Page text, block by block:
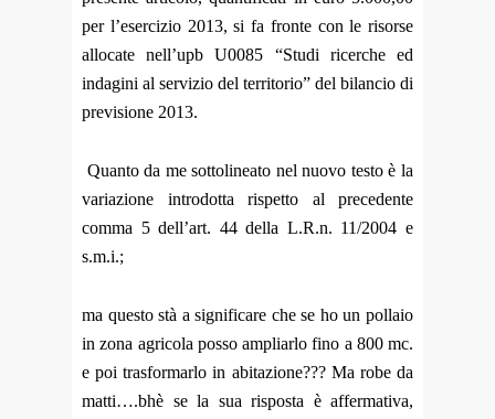
per l’esercizio 2013, si fa fronte con le risorse
allocate nell’upb U0085 “Studi ricerche ed
indagini al servizio del territorio” del bilancio di
previsione 2013.
Quanto da me sottolineato nel nuovo testo è la
variazione introdotta rispetto al precedente
comma 5 dell’art. 44 della L.R.n. 11/2004 e
s.m.i.;
ma questo stà a significare che se ho un pollaio
in zona agricola posso ampliarlo fino a 800 mc.
e poi trasformarlo in abitazione??? Ma robe da
matti….bhè se la sua risposta è affermativa,